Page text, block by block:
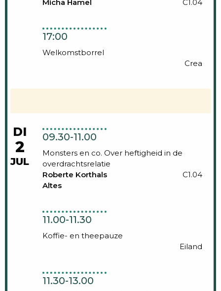
Micha Hamel
C1.04
17:00
Welkomstborrel
Crea
DI
2
JUL
09.30-11.00
Monsters en co. Over heftigheid in de
overdrachtsrelatie
Roberte Korthals
Altes
C1.04
11.00-11.30
Koffie- en theepauze
Eiland
11.30-13.00